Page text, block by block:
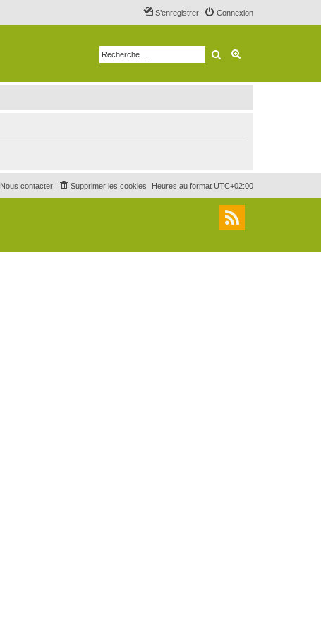
Connexion
S’enregistrer
Rechercher
Heures au format UTC+02:00
Supprimer les cookies
Nous contacter